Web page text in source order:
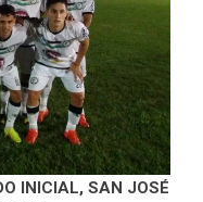
INICIAL, SAN JOSÉ